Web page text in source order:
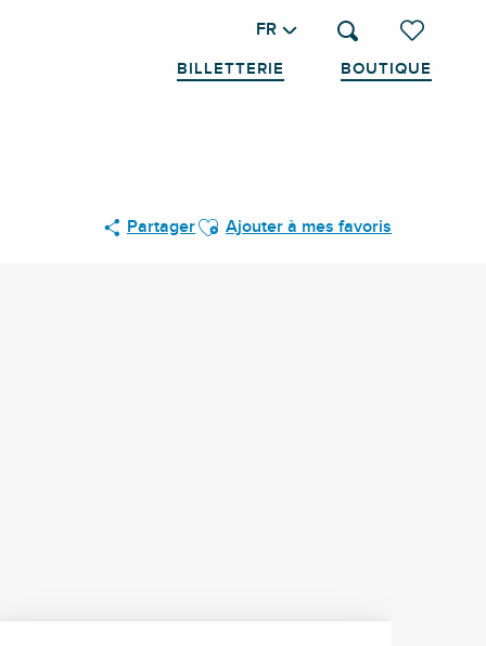
Voir les
Recherche
FR
BILLETTERIE BOUTIQUE
PartagerAjouter aux favoris
Ajouter à mes favoris